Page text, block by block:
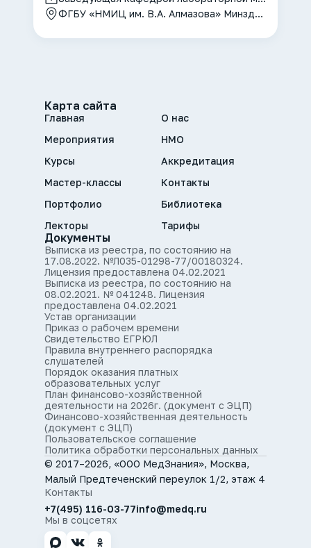
ФГБУ «НМИЦ им. В.А. Алмазова» Минздрава России
Карта сайта
Главная
Мероприятия
Курсы
Мастер-классы
Портфолио
Лекторы
О нас
НМО
Аккредитация
Контакты
Библиотека
Тарифы
Документы
Выписка из реестра, по состоянию на
17.08.2022. №Л035-01298-77/00180324.
Лицензия предоставлена 04.02.2021
Выписка из реестра, по состоянию на
08.02.2021. № 041248. Лицензия
предоставлена 04.02.2021
Устав организации
Приказ о рабочем времени
Свидетельство ЕГРЮЛ
Правила внутреннего распорядка
слушателей
Порядок оказания платных
образовательных услуг
План финансово-хозяйственной
деятельности на 2026г. (документ с ЭЦП)
Финансово-хозяйственная деятельность
(документ с ЭЦП)
Пользовательское соглашение
Политика обработки персональных данных
© 2017–2026, «ООО МедЗнания», Москва,
Малый Предтеченский переулок 1/2, этаж 4
Контакты
+7(495) 116-03-77info@medq.ru
Мы в соцсетях